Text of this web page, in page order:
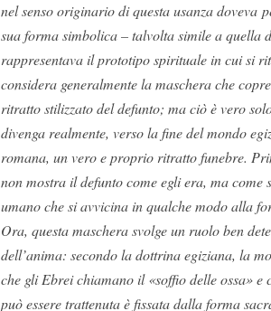
nel senso originario di questa usanza doveva
sua forma simbolica – talvolta simile a quella
rappresentava il prototipo spirituale in cui si
considera generalmente la maschera che
ritratto stilizzato del defunto; ma ciò è vero
divenga realmente, verso la fine del mondo
romana, un vero e proprio ritratto funebre.
non mostra il defunto come egli era, ma come
umano che si avvicina in qualche modo alla
Ora, questa maschera svolge un ruolo ben
dell’anima: secondo la dottrina egiziana, la
che gli Ebrei chiamano il «soffio delle ossa» e
può essere trattenuta è fissata dalla forma